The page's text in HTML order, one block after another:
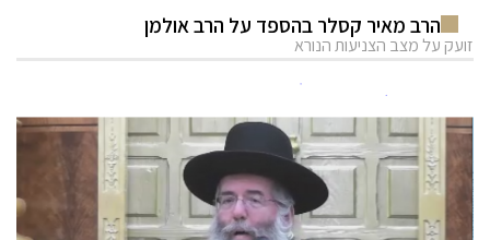
הרב מאיר קסלר בהספד על הרב אולמן
זועק על מצב הצניעות הנורא